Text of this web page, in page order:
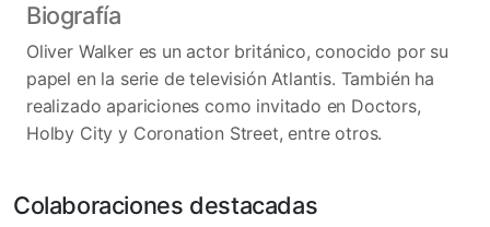
Biografía
Oliver Walker es un actor británico, conocido por su
papel en la serie de televisión Atlantis. También ha
realizado apariciones como invitado en Doctors,
Holby City y Coronation Street, entre otros.
Colaboraciones destacadas